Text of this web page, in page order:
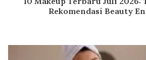
Rekomendasi Beauty